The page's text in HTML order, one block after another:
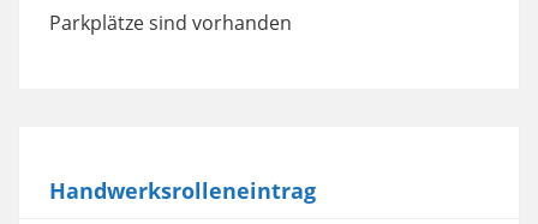
powered by
Usercentrics Consent
Management Platform
Parkplätze sind vorhanden
Handwerksrolleneintrag